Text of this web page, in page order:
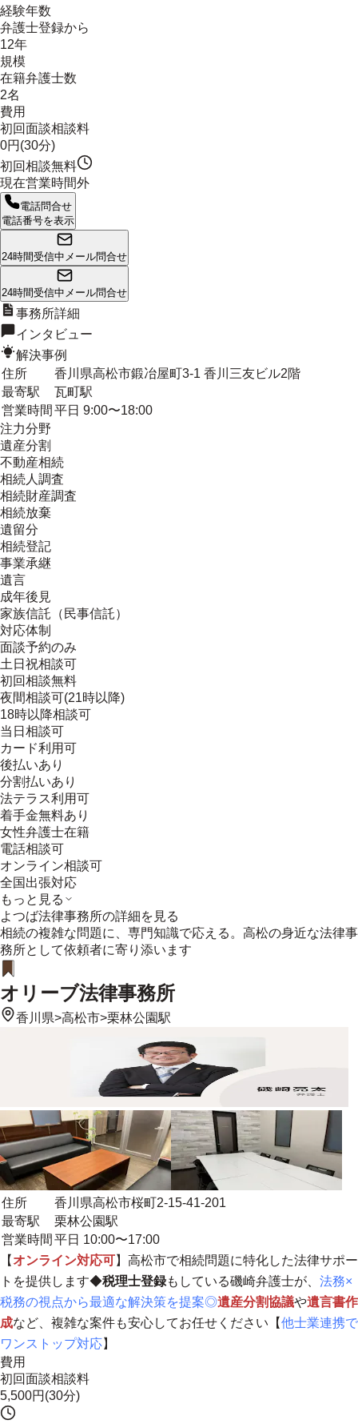
経験年数
弁護士登録から
12年
規模
在籍弁護士数
2名
費用
初回面談相談料
0円(30分)
初回相談無料
現在営業時間外
電話問合せ
電話番号を表示
24時間受信中 メール問合せ
24時間受信中 メール問合せ
事務所詳細
インタビュー
解決事例
住所
香川県高松市鍛冶屋町3-1 香川三友ビル2階
最寄駅
瓦町駅
営業時間 平日 9:00〜18:00
注力分野
遺産分割
不動産相続
相続人調査
相続財産調査
相続放棄
遺留分
相続登記
事業承継
遺言
成年後見
家族信託（民事信託）
対応体制
面談予約のみ
土日祝相談可
初回相談無料
夜間相談可(21時以降)
18時以降相談可
当日相談可
カード利用可
後払いあり
分割払いあり
法テラス利用可
着手金無料あり
女性弁護士在籍
電話相談可
オンライン相談可
全国出張対応
もっと見る
よつば法律事務所の詳細を見る
相続の複雑な問題に、専門知識で応える。高松の身近な法律事
務所として依頼者に寄り添います
オリーブ法律事務所
香川県>高松市>栗林公園駅
住所
香川県高松市桜町2-15-41-201
最寄駅
栗林公園駅
営業時間 平日 10:00〜17:00
【 オンライン対応可】高松市で相続問題に特化した法律サポー
トを提供します◆税理士登録もしている磯崎弁護士が、 法務×
税務の視点から最適な解決策を提案◎遺産分割協議や遺言書作
成など、複雑な案件も安心してお任せください【他士業連携で
ワンストップ対応】
費用
初回面談相談料
5,500円(30分)